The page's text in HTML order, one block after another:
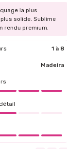
la plus
solide. Sublime
rendu premium.
1 à 8
Madeira